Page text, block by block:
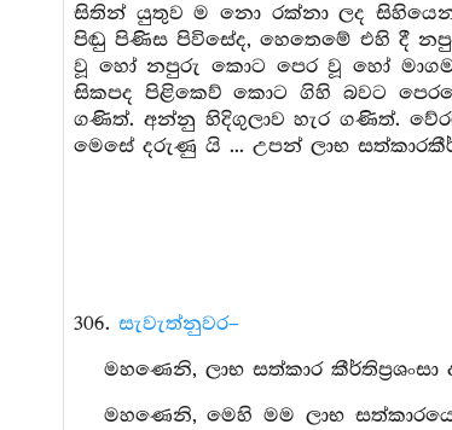
සිතින් යුතුව ම නො රක්නා ලද
පිඬු පිණිස පිවිසේද, හෙතෙමේ එහි දී
වූ හෝ නපුරු කොට පෙර වූ හෝ මාගම
සිකපද පිළිකෙව් කොට ගිහි බවට
ගණිත්. අන්නු හිදිගුලාව හැර ගණිත්.
මෙසේ දරුණු යි ... උපන් ලාභ
306. සැවැත්නුවර–
මහණෙනි, ලාභ සත්කාර
මහණෙනි, මෙහි මම ලාභ